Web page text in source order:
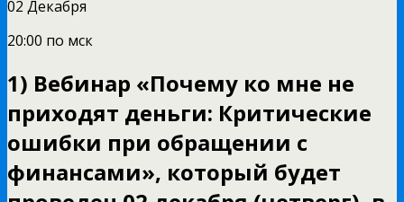
02 Декабря
20:00 по мск
1) Вебинар «Почему ко мне не
приходят деньги: Критические
ошибки при обращении с
финансами», который будет